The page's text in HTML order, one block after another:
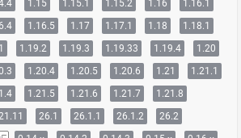
1.15 1.15.1 1.15.2 1.16
1.16.1
1.16.5 1.17 1.17.1 1.18
1.18.1
1.19.2 1.19.3 1.19.33 1.19.4
1.20
1.20.4 1.20.5 1.20.6 1.21
1.21.1
1.21.5 1.21.6 1.21.7
1.21.8
26.1 26.1.1 26.1.2 26.2